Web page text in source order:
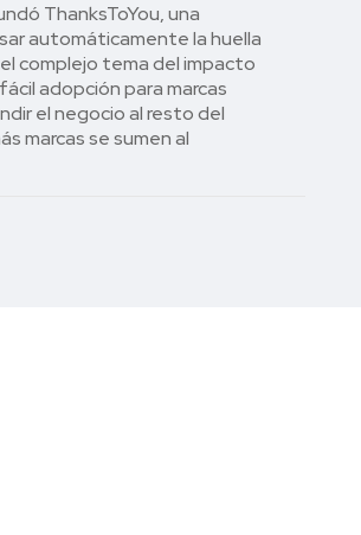
ThanksToYou, una
automáticamente la huella
complejo tema del impacto
adopción para marcas
el negocio al resto del
marcas se sumen al